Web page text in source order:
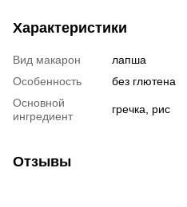
Характеристики
Вид макарон
лапша
Особенность
без глютена
Основной
ингредиент
гречка, рис
Отзывы